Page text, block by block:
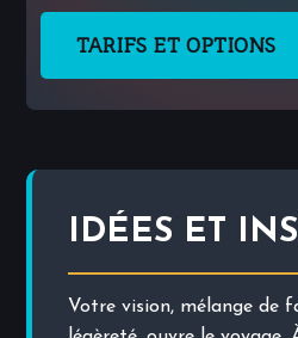
TARIFS ET OPTIONS
IDÉES ET
Votre vision, mélange de